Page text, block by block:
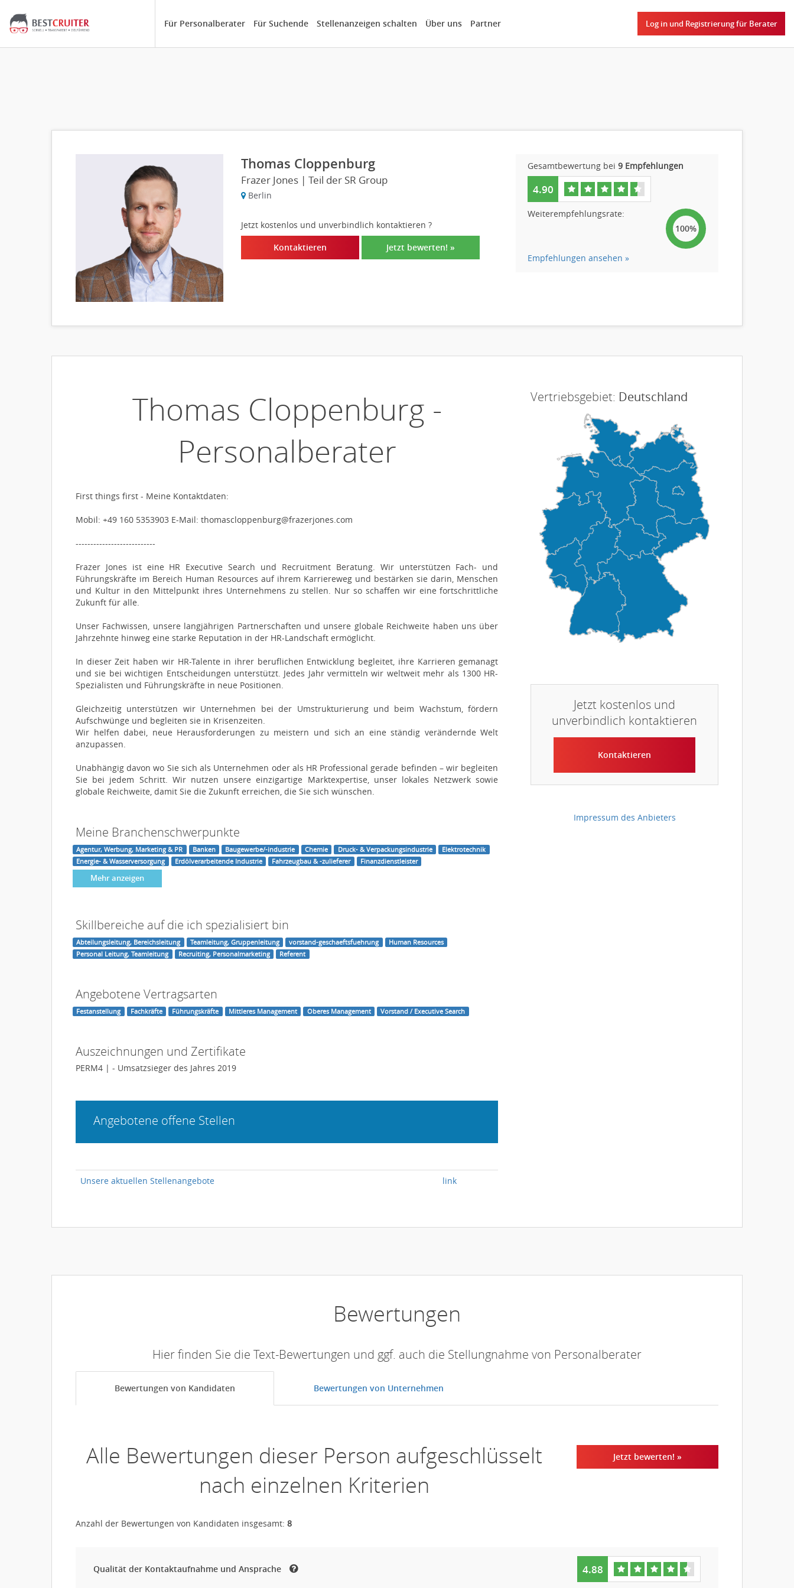
Für Personalberater Für Suchende Stellenanzeigen schalten Über uns Partner Log in und Registrierung für Berater
Thomas Cloppenburg
Frazer Jones | Teil der SR Group
Berlin
Jetzt kostenlos und unverbindlich kontaktieren ?
Kontaktieren
Jetzt bewerten! »
Gesamtbewertung bei 9 Empfehlungen
4.90
Weiterempfehlungsrate:
100%
Empfehlungen ansehen »
Thomas Cloppenburg -
Personalberater
First things first - Meine Kontaktdaten:
Mobil: +49 160 5353903 E-Mail: thomascloppenburg@frazerjones.com
---------------------------
Frazer Jones ist eine HR Executive Search und Recruitment Beratung. Wir unterstützen Fach- und
Führungskräfte im Bereich Human Resources auf ihrem Karriereweg und bestärken sie darin, Menschen
und Kultur in den Mittelpunkt ihres Unternehmens zu stellen. Nur so schaffen wir eine fortschrittliche
Zukunft für alle.
Unser Fachwissen, unsere langjährigen Partnerschaften und unsere globale Reichweite haben uns über
Jahrzehnte hinweg eine starke Reputation in der HR-Landschaft ermöglicht.
In dieser Zeit haben wir HR-Talente in ihrer beruflichen Entwicklung begleitet, ihre Karrieren gemanagt
und sie bei wichtigen Entscheidungen unterstützt. Jedes Jahr vermitteln wir weltweit mehr als 1300 HR-
Spezialisten und Führungskräfte in neue Positionen.
Gleichzeitig unterstützen wir Unternehmen bei der Umstrukturierung und beim Wachstum, fördern
Aufschwünge und begleiten sie in Krisenzeiten.
Wir helfen dabei, neue Herausforderungen zu meistern und sich an eine ständig verändernde Welt
anzupassen.
Unabhängig davon wo Sie sich als Unternehmen oder als HR Professional gerade befinden – wir begleiten
Sie bei jedem Schritt. Wir nutzen unsere einzigartige Marktexpertise, unser lokales Netzwerk sowie
globale Reichweite, damit Sie die Zukunft erreichen, die Sie sich wünschen.
Meine Branchenschwerpunkte
Agentur, Werbung, Marketing & PR Banken Baugewerbe/-industrie Chemie Druck- & Verpackungsindustrie
Elektrotechnik
Energie- & Wasserversorgung
Erdölverarbeitende Industrie Fahrzeugbau & -zulieferer Finanzdienstleister
Mehr anzeigen
Skillbereiche auf die ich spezialisiert bin
Abteilungsleitung, Bereichsleitung Teamleitung, Gruppenleitung vorstand-geschaeftsfuehrung
Human Resources
Personal Leitung, Teamleitung
Recruiting, Personalmarketing Referent
Angebotene Vertragsarten
Festanstellung Fachkräfte Führungskräfte Mittleres Management Oberes Management Vorstand / Executive Search
Auszeichnungen und Zertifikate
PERM4 | - Umsatzsieger des Jahres 2019
Angebotene offene Stellen
Unsere aktuellen Stellenangebote link
Vertriebsgebiet: Deutschland
Jetzt kostenlos und
unverbindlich kontaktieren
Kontaktieren
Impressum des Anbieters
Bewertungen
Hier finden Sie die Text-Bewertungen und ggf. auch die Stellungnahme von Personalberater
Bewertungen von Kandidaten Bewertungen von Unternehmen
Jetzt bewerten! »
Alle Bewertungen dieser Person aufgeschlüsselt
nach einzelnen Kriterien
Anzahl der Bewertungen von Kandidaten insgesamt: 8
Qualität der Kontaktaufnahme und Ansprache 4.88